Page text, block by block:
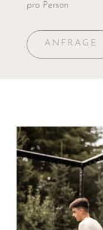
pro Person
ANFRAGE